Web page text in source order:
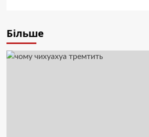
Більше